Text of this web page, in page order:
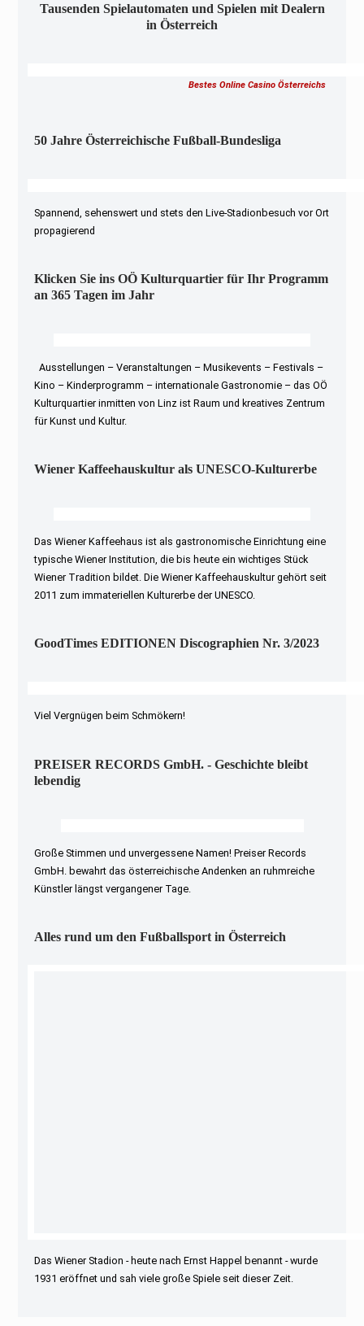
Tausenden Spielautomaten und Spielen mit Dealern
in Österreich
Bestes Online Casino Österreichs
50 Jahre Österreichische Fußball-Bundesliga
Spannend, sehenswert und stets den Live-Stadionbesuch vor Ort
propagierend
Klicken Sie ins OÖ Kulturquartier für Ihr Programm
an 365 Tagen im Jahr
Ausstellungen – Veranstaltungen – Musikevents – Festivals –
Kino – Kinderprogramm – internationale Gastronomie – das OÖ
Kulturquartier inmitten von Linz ist Raum und kreatives Zentrum
für Kunst und Kultur.
Wiener Kaffeehauskultur als UNESCO-Kulturerbe
Das Wiener Kaffeehaus ist als gastronomische Einrichtung eine
typische Wiener Institution, die bis heute ein wichtiges Stück
Wiener Tradition bildet. Die Wiener Kaffeehauskultur gehört seit
2011 zum immateriellen Kulturerbe der UNESCO.
GoodTimes EDITIONEN Discographien Nr. 3/2023
Viel Vergnügen beim Schmökern!
PREISER RECORDS GmbH. - Geschichte bleibt
lebendig
Große Stimmen und unvergessene Namen! Preiser Records
GmbH. bewahrt das österreichische Andenken an ruhmreiche
Künstler längst vergangener Tage.
Alles rund um den Fußballsport in Österreich
Das Wiener Stadion - heute nach Ernst Happel benannt - wurde
1931 eröffnet und sah viele große Spiele seit dieser Zeit.